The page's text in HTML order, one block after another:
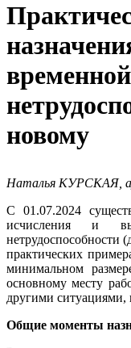
временной
новому
Наталья КУРСКАЯ,
С 01.07.2024
исчисления и
нетрудоспособности
практических
минимальном
основному месту
другими ситуациями,
Общие моменты